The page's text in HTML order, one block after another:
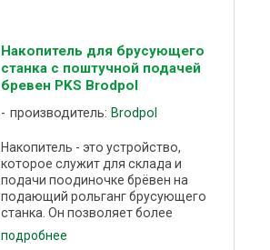
Накопитель для брусующего
станка с поштучной подачей
бревен PKS Brodpol
производитель: Brodpol
Накопитель - это устройство,
которое служит для склада и
подачи поодиночке брёвен на
подающий рольганг брусующего
станка. Он позволяет более
рационально использовать его
производительность,
подробнее